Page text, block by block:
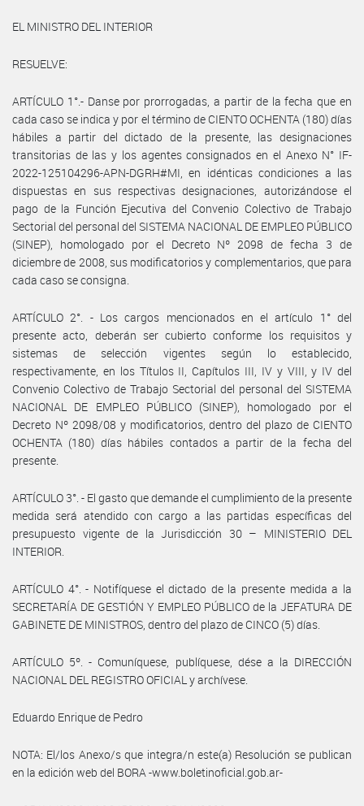
EL MINISTRO DEL INTERIOR
RESUELVE:
ARTÍCULO 1°.- Danse por prorrogadas, a partir de la fecha que en
cada caso se indica y por el término de CIENTO OCHENTA (180) días
hábiles a partir del dictado de la presente, las designaciones
transitorias de las y los agentes consignados en el Anexo N° IF-
2022-125104296-APN-DGRH#MI, en idénticas condiciones a las
dispuestas en sus respectivas designaciones, autorizándose el
pago de la Función Ejecutiva del Convenio Colectivo de Trabajo
Sectorial del personal del SISTEMA NACIONAL DE EMPLEO PÚBLICO
(SINEP), homologado por el Decreto Nº 2098 de fecha 3 de
diciembre de 2008, sus modificatorios y complementarios, que para
cada caso se consigna.
ARTÍCULO 2°. - Los cargos mencionados en el artículo 1° del
presente acto, deberán ser cubierto conforme los requisitos y
sistemas de selección vigentes según lo establecido,
respectivamente, en los Títulos II, Capítulos III, IV y VIII, y IV del
Convenio Colectivo de Trabajo Sectorial del personal del SISTEMA
NACIONAL DE EMPLEO PÚBLICO (SINEP), homologado por el
Decreto Nº 2098/08 y modificatorios, dentro del plazo de CIENTO
OCHENTA (180) días hábiles contados a partir de la fecha del
presente.
ARTÍCULO 3°. - El gasto que demande el cumplimiento de la presente
medida será atendido con cargo a las partidas específicas del
presupuesto vigente de la Jurisdicción 30 – MINISTERIO DEL
INTERIOR.
ARTÍCULO 4°. - Notifíquese el dictado de la presente medida a la
SECRETARÍA DE GESTIÓN Y EMPLEO PÚBLICO de la JEFATURA DE
GABINETE DE MINISTROS, dentro del plazo de CINCO (5) días.
ARTÍCULO 5º. - Comuníquese, publíquese, dése a la DIRECCIÓN
NACIONAL DEL REGISTRO OFICIAL y archívese.
Eduardo Enrique de Pedro
NOTA: El/los Anexo/s que integra/n este(a) Resolución se publican
en la edición web del BORA -www.boletinoficial.gob.ar-